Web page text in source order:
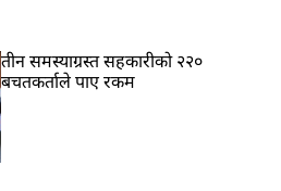
तीन समस्याग्रस्त सहकारीको २२०
बचतकर्ताले पाए रकम